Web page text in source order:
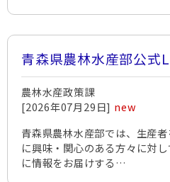
青森県農林水産部公式
農林水産政策課
[2026年07月29日] new
青森県農林水産部では、生産
に興味・関心のある方々に対
に情報をお届けする…